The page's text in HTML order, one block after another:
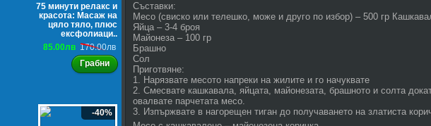
75 минути релакс и
красота: Масаж на
цяло тяло, плюс
ексфолиаци..
85.00лв 170.00лв
Грабни
-40%
Съставки:
Месо (свиско или телешко, може и друго по избор) – 500 гр
Яйца – 3-4 броя
Майонеза – 100 гр
Брашно
Сол
Приготвяне:
1. Нарязвате месото напреки на жилите и го начуквате
2. Смесвате кашкавала, яйцата, майонезата, брашното и солта
овалвате парчетата месо.
3. Изпържвате в нагорещен тиган до получаването на златиста